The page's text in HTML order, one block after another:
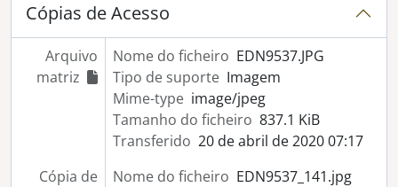
Cópias de Acesso
Arquivo
matriz
Nome do ficheiro EDN9537.JPG
Tipo de suporte Imagem
Mime-type image/jpeg
Tamanho do ficheiro 837.1 KiB
Transferido 20 de abril de 2020 07:17
Cópia de
Nome do ficheiro EDN9537_141.jpg